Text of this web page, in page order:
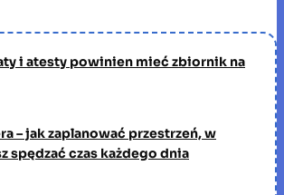
i atesty powinien mieć zbiornik na
– jak zaplanować przestrzeń, w
spędzać czas każdego dnia